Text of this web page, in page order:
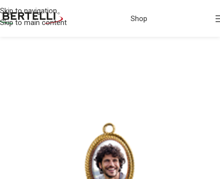
Skip to navigation
Skip to main content
Shop